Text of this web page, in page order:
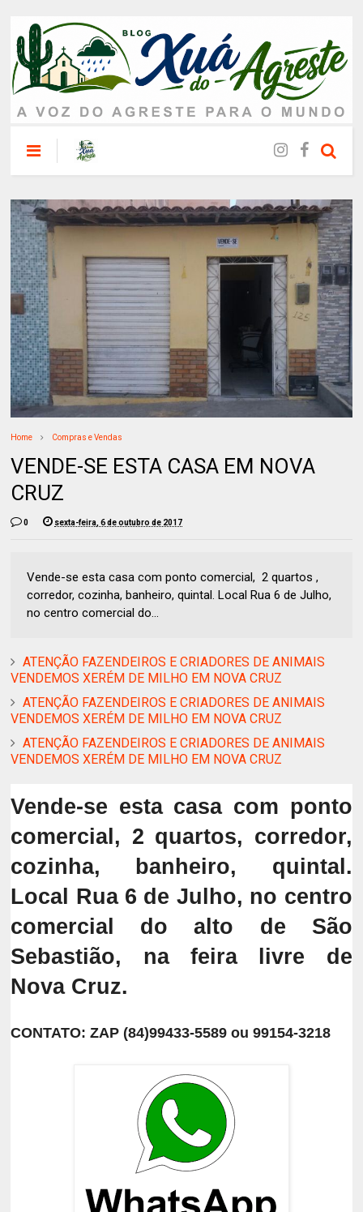
Home Compras e Vendas
VENDE-SE ESTA CASA EM NOVA
CRUZ
0 sexta-feira, 6 de outubro de 2017
Vende-se esta casa com ponto comercial, 2 quartos ,
corredor, cozinha, banheiro, quintal. Local Rua 6 de Julho,
no centro comercial do...
ATENÇÃO FAZENDEIROS E CRIADORES DE ANIMAIS
VENDEMOS XERÉM DE MILHO EM NOVA CRUZ
ATENÇÃO FAZENDEIROS E CRIADORES DE ANIMAIS
VENDEMOS XERÉM DE MILHO EM NOVA CRUZ
ATENÇÃO FAZENDEIROS E CRIADORES DE ANIMAIS
VENDEMOS XERÉM DE MILHO EM NOVA CRUZ
Vende-se esta casa com ponto
comercial, 2 quartos, corredor,
cozinha, banheiro, quintal.
Local Rua 6 de Julho, no centro
comercial do alto de São
Sebastião, na feira livre de
Nova Cruz.
CONTATO: ZAP (84)99433-5589 ou 99154-3218